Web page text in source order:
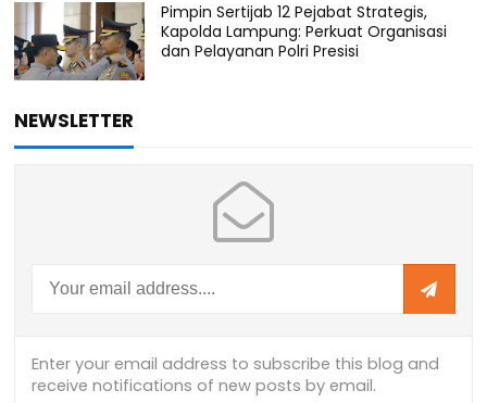
Pimpin Sertijab 12 Pejabat Strategis,
Kapolda Lampung: Perkuat Organisasi
dan Pelayanan Polri Presisi
NEWSLETTER